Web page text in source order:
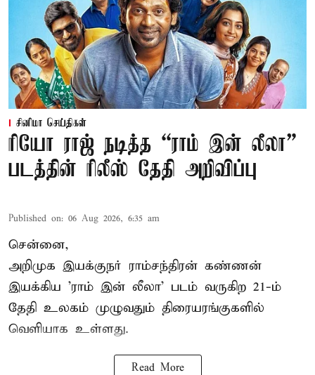
சினிமா செய்திகள்
ரியோ ராஜ் நடித்த “ராம் இன் லீலா”
படத்தின் ரிலீஸ் தேதி அறிவிப்பு
Published on: 06 Aug 2026, 6:35 am
சென்னை,
அறிமுக இயக்குநர் ராம்சந்திரன் கண்ணன்
இயக்கிய 'ராம் இன் லீலா' படம் வருகிற 21-ம்
தேதி உலகம் முழுவதும் திரையரங்குகளில்
வெளியாக உள்ளது.
Read More